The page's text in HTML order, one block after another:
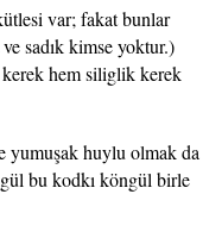
var; fakat bunlar
sadık kimse yoktur.)
hem siliglik kerek
yumuşak huylu olmak da
bu kodkı köngül birle